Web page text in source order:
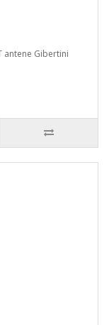
antene Gibertini